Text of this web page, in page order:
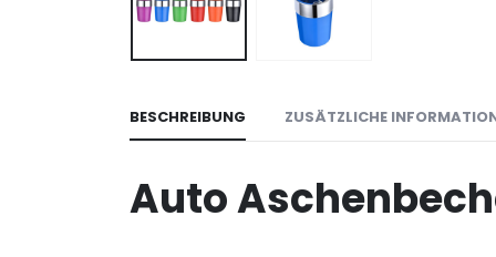
BESCHREIBUNG ZUSÄTZLICHE
Auto